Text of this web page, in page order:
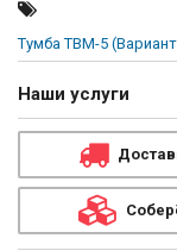
Тумба ТВМ-5
Наши услуги